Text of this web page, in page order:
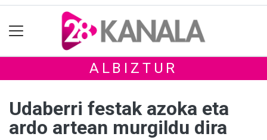
ALBIZTUR
Udaberri festak azoka eta
ardo artean murgildu dira